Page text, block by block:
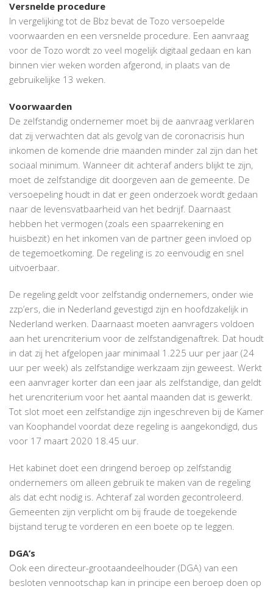
Versnelde procedure
In vergelijking tot de Bbz bevat de Tozo versoepelde
voorwaarden en een versnelde procedure. Een aanvraag
voor de Tozo wordt zo veel mogelijk digitaal gedaan en kan
binnen vier weken worden afgerond, in plaats van de
gebruikelijke 13 weken.
Voorwaarden
De zelfstandig ondernemer moet bij de aanvraag verklaren
dat zij verwachten dat als gevolg van de coronacrisis hun
inkomen de komende drie maanden minder zal zijn dan het
sociaal minimum. Wanneer dit achteraf anders blijkt te zijn,
moet de zelfstandige dit doorgeven aan de gemeente. De
versoepeling houdt in dat er geen onderzoek wordt gedaan
naar de levensvatbaarheid van het bedrijf. Daarnaast
hebben het vermogen (zoals een spaarrekening en
huisbezit) en het inkomen van de partner geen invloed op
de tegemoetkoming. De regeling is zo eenvoudig en snel
uitvoerbaar.
De regeling geldt voor zelfstandig ondernemers, onder wie
zzp’ers, die in Nederland gevestigd zijn en hoofdzakelijk in
Nederland werken. Daarnaast moeten aanvragers voldoen
aan het urencriterium voor de zelfstandigenaftrek. Dat houdt
in dat zij het afgelopen jaar minimaal 1.225 uur per jaar (24
uur per week) als zelfstandige werkzaam zijn geweest. Werkt
een aanvrager korter dan een jaar als zelfstandige, dan geldt
het urencriterium voor het aantal maanden dat is gewerkt.
Tot slot moet een zelfstandige zijn ingeschreven bij de Kamer
van Koophandel voordat deze regeling is aangekondigd, dus
voor 17 maart 2020 18.45 uur.
Het kabinet doet een dringend beroep op zelfstandig
ondernemers om alleen gebruik te maken van de regeling
als dat echt nodig is. Achteraf zal worden gecontroleerd.
Gemeenten zijn verplicht om bij fraude de toegekende
bijstand terug te vorderen en een boete op te leggen.
DGA’s
Ook een directeur-grootaandeelhouder (DGA) van een
besloten vennootschap kan in principe een beroep doen op